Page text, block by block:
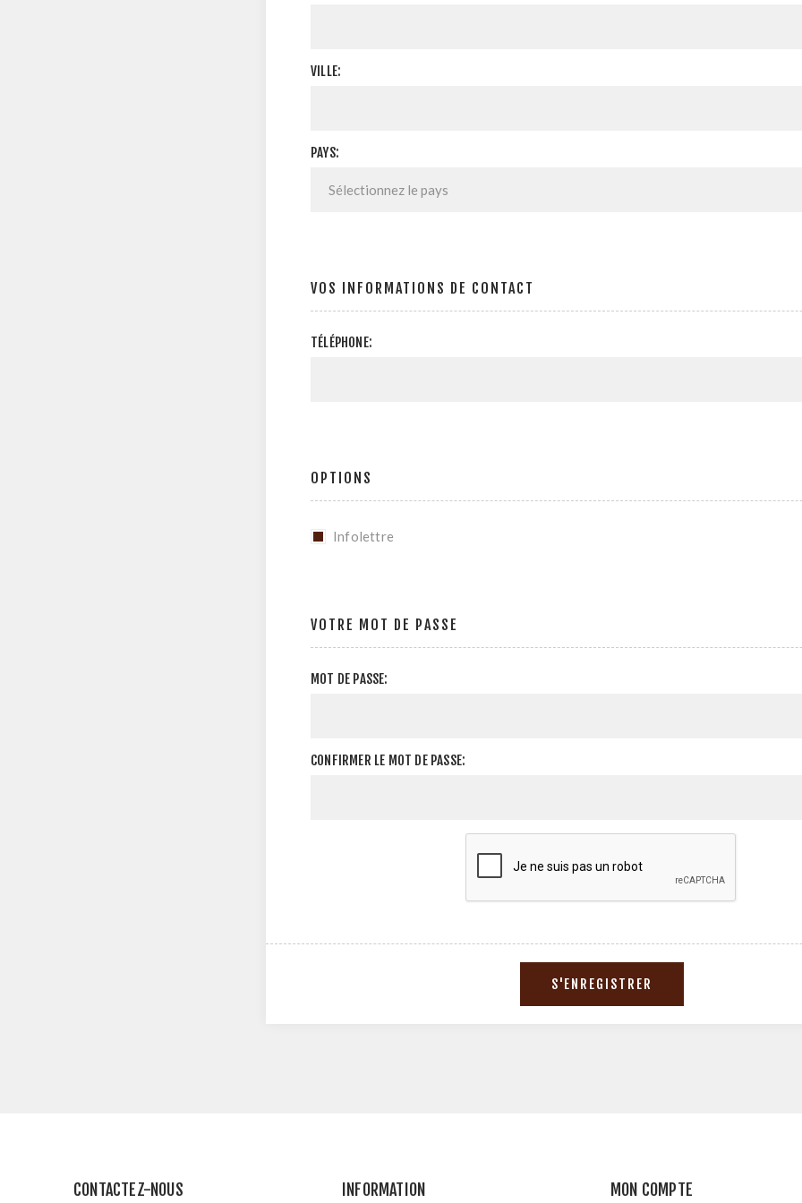
VILLE:
PAYS:
VOS INFORMATIONS DE CONTACT
TÉLÉPHONE:
OPTIONS
Infolettre
VOTRE MOT DE PASSE
MOT DE PASSE:
CONFIRMER LE MOT DE PASSE:
CONTACTEZ-NOUS INFORMATION MON COMPTE